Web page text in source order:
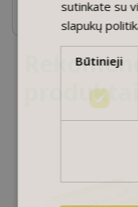
produktai
sutinkate su
slapukų
Būtinieji